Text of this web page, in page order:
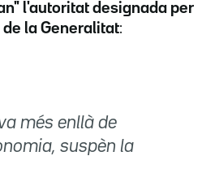
l'autoritat designada per
la Generalitat:
més enllà de
suspèn la